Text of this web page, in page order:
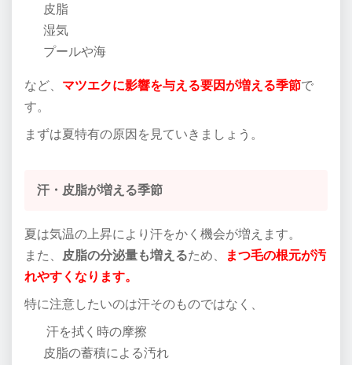
皮脂
湿気
プールや海
など、 マツエクに影響を与える要因が増える季節で
す。
まずは夏特有の原因を見ていきましょう。
汗・皮脂が増える季節
夏は気温の上昇により汗をかく機会が増えます。
また、
皮脂の分泌量も増えるため、
まつ毛の根元が汚
れやすくなります。
特に注意したいのは汗そのものではなく、
汗を拭く時の摩擦
皮脂の蓄積による汚れ